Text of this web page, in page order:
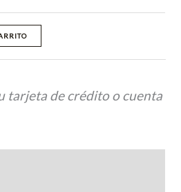
tarjeta de crédito o cuenta